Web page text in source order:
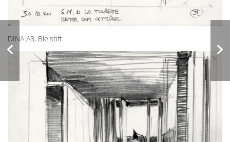
DINA A3, Bleistift
Skizzen Matera 2026,
Zeichenworkshop